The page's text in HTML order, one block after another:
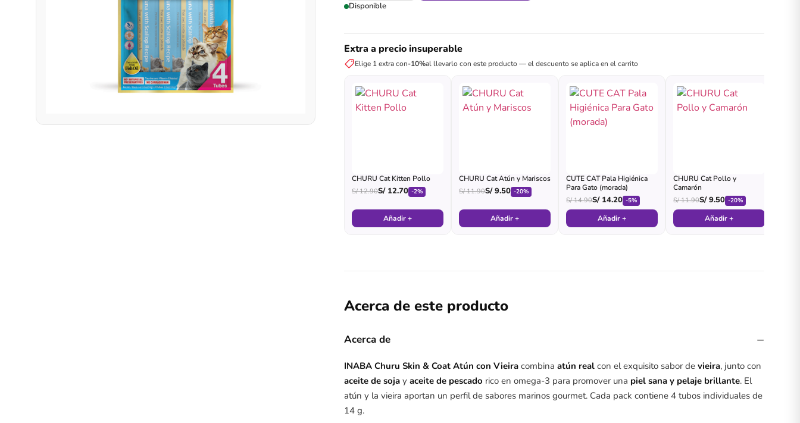
Disponible
Extra a precio insuperable
Elige 1 extra con-10%al llevarlo con este producto — el descuento se aplica en el carrito
CHURU Cat Kitten Pollo
S/12.90S/12.70 -2%
Añadir +
CHURU Cat Atún y Mariscos
S/11.90S/9.50 -20%
Añadir +
CUTE CAT Pala Higiénica
Para Gato (morada)
S/14.90S/14.20 -5%
Añadir +
CHURU Cat Pollo y
Camarón
S/11.90S/9.50 -20%
Añadir +
Acerca de este producto
Acerca de −
INABA Churu Skin & Coat Atún con Vieira combinaatún real con el exquisito sabor devieira, junto con
aceite de soja yaceite de pescado rico en omega-3 para promover una piel sana y pelaje brillante. El
atún y la vieira aportan un perfil de sabores marinos gourmet. Cada pack contiene 4 tubos individuales de
14 g.